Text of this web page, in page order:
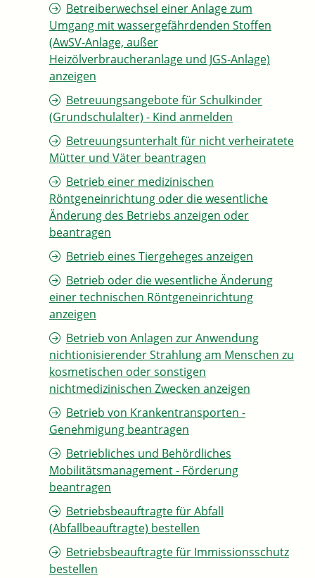
Betreiberwechsel einer Anlage zum
Umgang mit wassergefährdenden Stoffen
(AwSV-Anlage, außer
Heizölverbraucheranlage und JGS-Anlage)
anzeigen
Betreuungsangebote für Schulkinder
(Grundschulalter) - Kind anmelden
Betreuungsunterhalt für nicht verheiratete
Mütter und Väter beantragen
Betrieb einer medizinischen
Röntgeneinrichtung oder die wesentliche
Änderung des Betriebs anzeigen oder
beantragen
Betrieb eines Tiergeheges anzeigen
Betrieb oder die wesentliche Änderung
einer technischen Röntgeneinrichtung
anzeigen
Betrieb von Anlagen zur Anwendung
nichtionisierender Strahlung am Menschen zu
kosmetischen oder sonstigen
nichtmedizinischen Zwecken anzeigen
Betrieb von Krankentransporten -
Genehmigung beantragen
Betriebliches und Behördliches
Mobilitätsmanagement - Förderung
beantragen
Betriebsbeauftragte für Abfall
(Abfallbeauftragte) bestellen
Betriebsbeauftragte für Immissionsschutz
bestellen